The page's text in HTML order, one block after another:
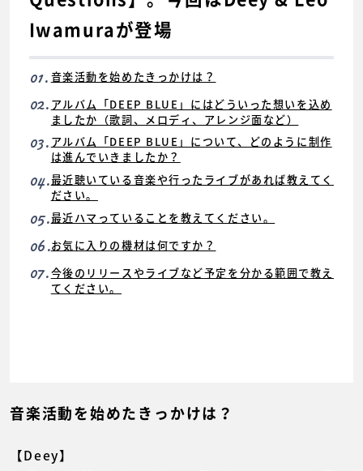
Iwamuraが登場
01. 音楽活動を始めたきっかけは？
02. アルバム「DEEP BLUE」にはどういった想いを込め
ましたか（歌詞、メロディ、アレンジ面など）
03. アルバム「DEEP BLUE」について、どのように制作
は進んでいきましたか？
04.最近聴いている音楽や行ったライブがあれば教えてく
ださい。
05.最近ハマっていることを教えてください。
06.お気に入りの機材は何ですか？
07.今後のリリースやライブなど予定を分かる範囲で教え
てください。
音楽活動を始めたきっかけは？
【Deey】